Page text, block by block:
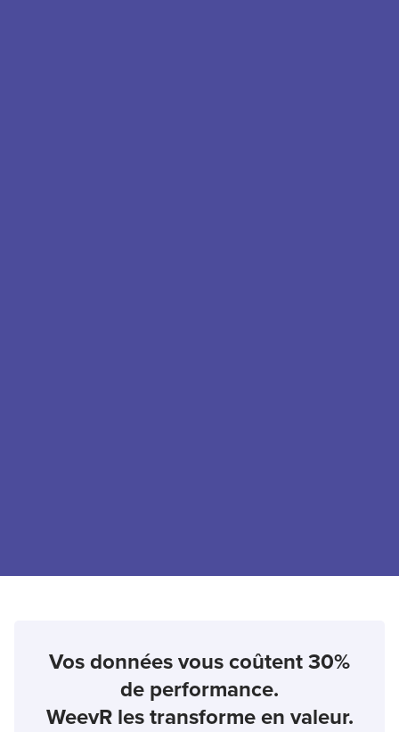
Vos données vous coûtent30%
de performance.
WeevR les transforme en valeur.